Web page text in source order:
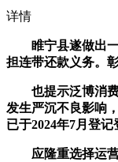
详情
睢宁县遂做出一
担连带还款义务。
也提示泛博消费
发生严沉不良影响
已于2024年7月登
应隆重选择运营